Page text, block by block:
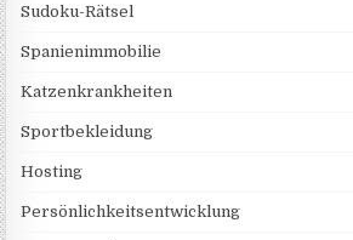
Sudoku-Rätsel
Spanienimmobilie
Katzenkrankheiten
Sportbekleidung
Hosting
Persönlichkeitsentwicklung